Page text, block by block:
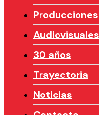
Producciones
Audiovisuales
30 años
Trayectoria
Noticias